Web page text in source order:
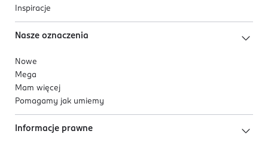
Inspiracje
Nasze oznaczenia
Nowe
Mega
Mam więcej
Pomagamy jak umiemy
Informacje prawne